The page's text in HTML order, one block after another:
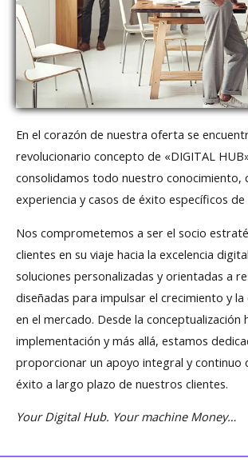
En el corazón de nuestra oferta se
revolucionario concepto de «DIGITAL
consolidamos todo nuestro conocimiento,
experiencia y casos de éxito específicos
Nos comprometemos a ser el socio
clientes en su viaje hacia la excelencia
soluciones personalizadas y orientadas a
diseñadas para impulsar el crecimiento y
en el mercado. Desde la conceptualización
implementación y más allá, estamos
proporcionar un apoyo integral y continuo
éxito a largo plazo de nuestros clientes.
Your Digital Hub. Your machine Money…